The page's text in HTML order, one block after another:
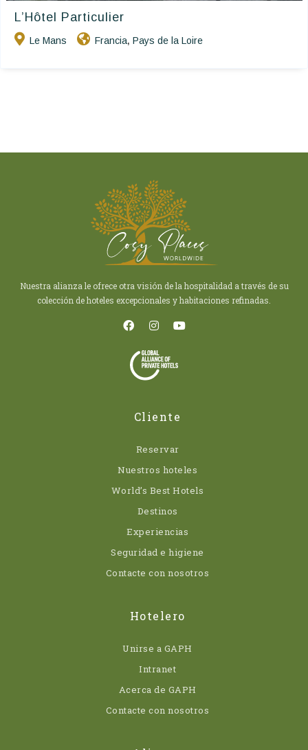
L’Hôtel Particulier
Le Mans Francia, Pays de la Loire
Nuestra alianza le ofrece otra visión de la hospitalidad a través de su
colección de hoteles excepcionales y habitaciones refinadas.
Cliente
Reservar
Nuestros hoteles
World’s Best Hotels
Destinos
Experiencias
Seguridad e higiene
Contacte con nosotros
Hotelero
Unirse a GAPH
Intranet
Acerca de GAPH
Contacte con nosotros